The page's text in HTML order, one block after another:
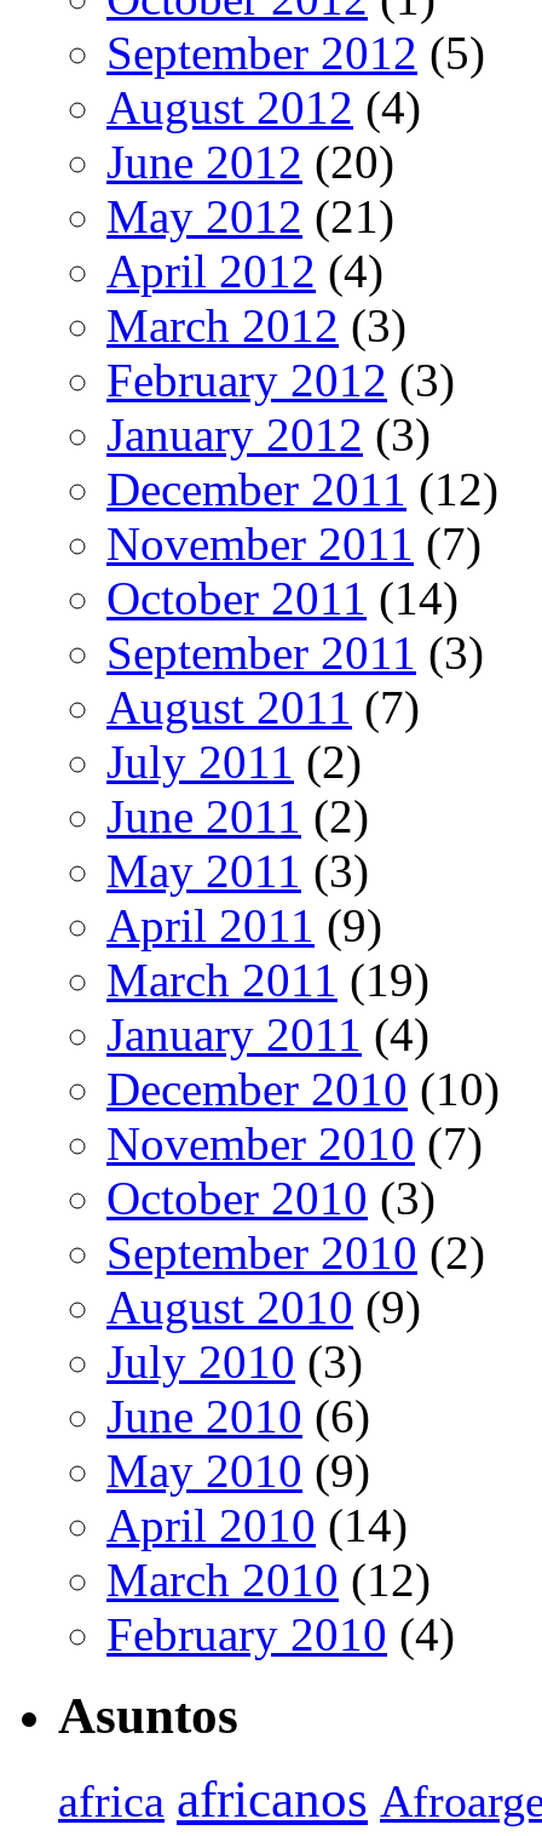
September 2012 (5)
August 2012 (4)
June 2012 (20)
May 2012 (21)
April 2012 (4)
March 2012 (3)
February 2012 (3)
January 2012 (3)
December 2011 (12)
November 2011 (7)
October 2011 (14)
September 2011 (3)
August 2011 (7)
July 2011 (2)
June 2011 (2)
May 2011 (3)
April 2011 (9)
March 2011 (19)
January 2011 (4)
December 2010 (10)
November 2010 (7)
October 2010 (3)
September 2010 (2)
August 2010 (9)
July 2010 (3)
June 2010 (6)
May 2010 (9)
April 2010 (14)
March 2010 (12)
February 2010 (4)
Asuntos
africa africanos